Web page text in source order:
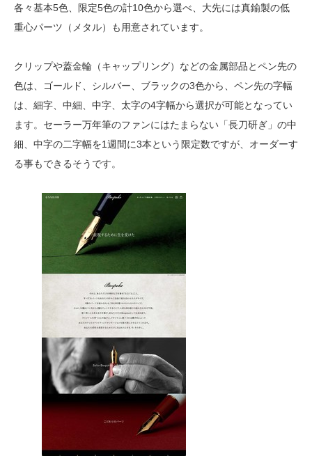
各々基本5色、限定5色の計10色から選べ、大先には真鍮製の低
重心パーツ（メタル）も用意されています。
クリップや蓋金輪（キャップリング）などの金属部品とペン先の
色は、ゴールド、シルバー、ブラックの3色から、ペン先の字幅
は、細字、中細、中字、太字の4字幅から選択が可能となってい
ます。セーラー万年筆のファンにはたまらない「長刀研ぎ」の中
細、中字の二字幅を1週間に3本という限定数ですが、オーダーす
る事もできるそうです。